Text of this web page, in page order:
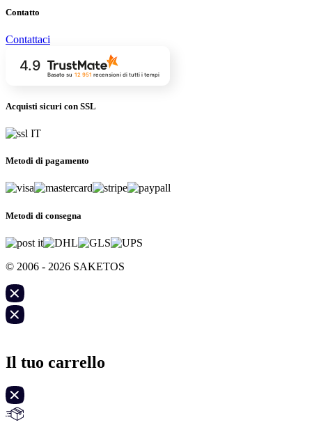
Contatto
Contattaci
4.9
Basato su 12 951 recensioni di tutti i tempi
Acquisti sicuri con SSL
Metodi di pagamento
Metodi di consegna
© 2006 - 2026 SAKETOS
Il tuo carrello